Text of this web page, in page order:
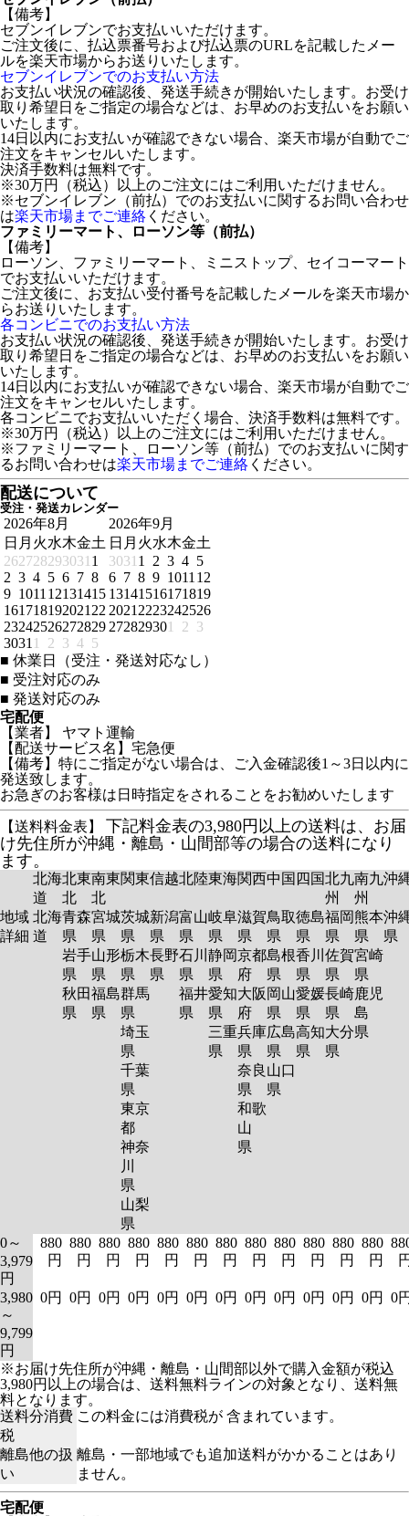
【備考】
セブンイレブンでお支払いいただけます。
ご注文後に、払込票番号および払込票のURLを記載したメー
ルを楽天市場からお送りいたします。
セブンイレブンでのお支払い方法
お支払い状況の確認後、発送手続きが開始いたします。お受け
取り希望日をご指定の場合などは、お早めのお支払いをお願い
いたします。
14日以内にお支払いが確認できない場合、楽天市場が自動でご
注文をキャンセルいたします。
決済手数料は無料です。
※30万円（税込）以上のご注文にはご利用いただけません。
※セブンイレブン（前払）でのお支払いに関するお問い合わせ
は楽天市場までご連絡 ください。
ファミリーマート、ローソン等（前払）
【備考】
ローソン、ファミリーマート、ミニストップ、セイコーマート
でお支払いいただけます。
ご注文後に、お支払い受付番号を記載したメールを楽天市場か
らお送りいたします。
各コンビニでのお支払い方法
お支払い状況の確認後、発送手続きが開始いたします。お受け
取り希望日をご指定の場合などは、お早めのお支払いをお願い
いたします。
14日以内にお支払いが確認できない場合、楽天市場が自動でご
注文をキャンセルいたします。
各コンビニでお支払いいただく場合、決済手数料は無料です。
※30万円（税込）以上のご注文にはご利用いただけません。
※ファミリーマート、ローソン等（前払）でのお支払いに関す
るお問い合わせは楽天市場までご連絡 ください。
配送について
受注・発送カレンダー
2026年8月
日 月 火水木金土
2627282930311
2 3 4 5 6 7 8
9 101112131415
16171819202122
23242526272829
30311 2 3 4 5
2026年9月
日 月 火水木金土
30311 2 3 4 5
6 7 8 9 101112
13141516171819
20212223242526
272829301 2 3
■ 休業日（受注・発送対応なし）
■ 受注対応のみ
■ 発送対応のみ
宅配便
【業者】 ヤマト運輸
【配送サービス名】宅急便
【備考】特にご指定がない場合は、ご入金確認後1～3日以内に
発送致します。
お急ぎのお客様は日時指定をされることをお勧めいたします
【送料料金表】
下記料金表の3,980円以上の送料は、お届
け先住所が沖縄・離島・山間部等の場合の送料になり
ます。
北海
道
北東
北
南東
北
関東信越北陸東海関西中国 四国北九
州
南九
州
沖
地域
詳細
北海
道
青森
県
岩手
県
秋田
県
宮城
県
山形
県
福島
県
茨城
県
栃木
県
群馬
県
埼玉
県
千葉
県
東京
都
神奈
川
県
山梨
県
新潟
県
長野
県
富山
県
石川
県
福井
県
岐阜
県
静岡
県
愛知
県
三重
県
滋賀
県
京都
府
大阪
府
兵庫
県
奈良
県
和歌
山
県
鳥取
県
島根
県
岡山
県
広島
県
山口
県
徳島
県
香川
県
愛媛
県
高知
県
福岡
県
佐賀
県
長崎
県
大分
県
熊本
県
宮崎
県
鹿児
島
県
沖
0～
3,979
円
880
円
880
円
880
円
880
円
880
円
880
円
880
円
880
円
880
円
880
円
880
円
880
円
3,980
～
9,799
円
0円 0円 0円 0円 0円 0円 0円 0円 0円 0円 0円 0円 0
※お届け先住所が沖縄・離島・山間部以外で購入金額が税込
3,980円以上の場合は、送料無料ラインの対象となり、送料無
料となります。
送料分消費
税
この料金には消費税が 含まれています。
離島他の扱
い
離島・一部地域でも追加送料がかかることはあり
ません。
宅配便